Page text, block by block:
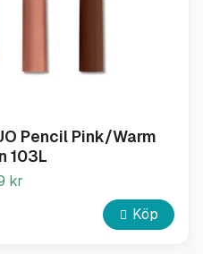
Pencil Pink/Warm
103L
kr
Köp